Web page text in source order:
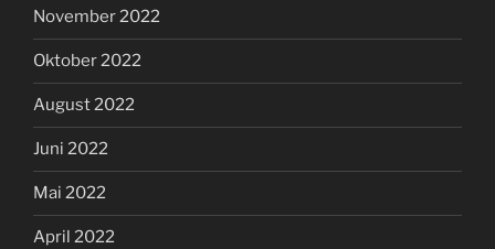
November 2022
Oktober 2022
August 2022
Juni 2022
Mai 2022
April 2022